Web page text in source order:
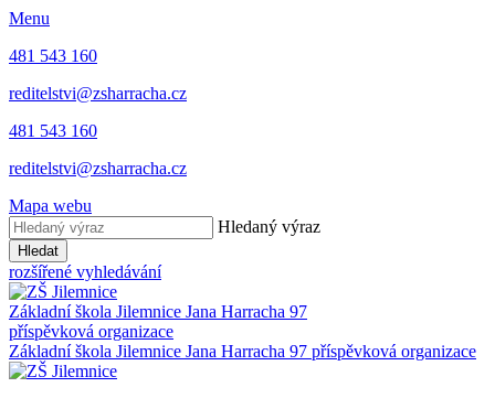
Menu
481 543 160
reditelstvi@zsharracha.cz
481 543 160
reditelstvi@zsharracha.cz
Mapa webu
Hledaný výraz
Hledat
rozšířené vyhledávání
Základní škola Jilemnice Jana Harracha 97
příspěvková organizace
Základní škola Jilemnice Jana Harracha 97 příspěvková organizace